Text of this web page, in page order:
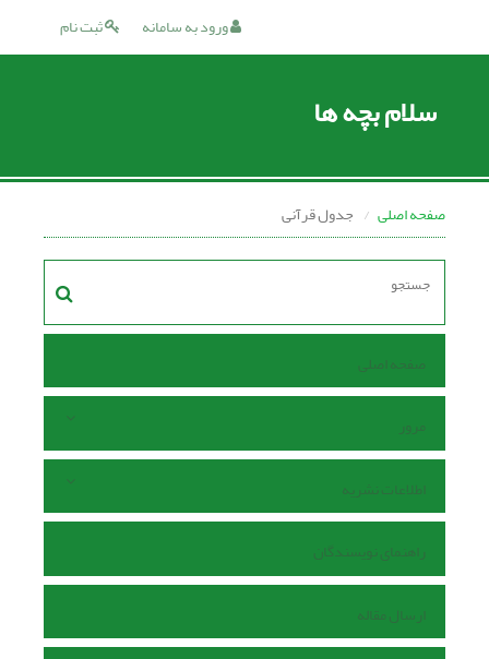
ثبت نام ورود به سامانه
سلام بچه ها
صفحه اصلی جدول قرآنی
صفحه اصلی
مرور
اطلاعات نشریه
راهنمای نویسندگان
ارسال مقاله